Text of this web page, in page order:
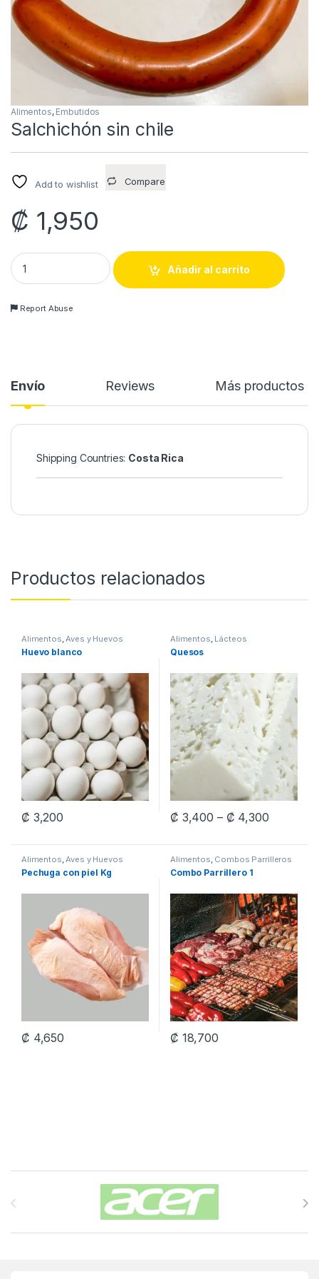
Alimentos, Embutidos
Salchichón sin chile
Add to wishlist Compare
₡ 1,950
Salchichón sin chile quantity
Añadir al carrito
Report Abuse
Envío Reviews Más productos
Shipping Countries: Costa Rica
Productos relacionados
Alimentos,Aves y Huevos
Huevo blanco
₡ 3,200
Alimentos, Lácteos
Quesos
₡ 3,400 – ₡ 4,300Price
Alimentos,Aves y Huevos
Pechuga con piel Kg
₡ 4,650
Alimentos, Combos Parrilleros
Combo Parrillero 1
₡ 18,700
Carrusel de Marcas